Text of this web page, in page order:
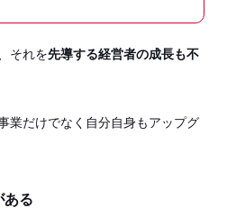
それを先導する経営者の成長も不
業だけでなく自分自身もアップグ
ある